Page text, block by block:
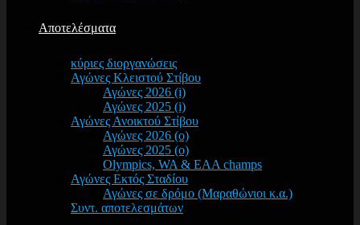
Αποτελέσματα
κύριες διοργανώσεις
Αγώνες Κλειστού Στίβου
Αγώνες 2026 (i)
Αγώνες 2025 (i)
Αγώνες Ανοικτού Στίβου
Αγώνες 2026 (o)
Αγώνες 2025 (o)
Olympics, WA & EAA champs
Αγώνες Εκτός Σταδίου
Αγώνες σε δρόμο (Μαραθώνιοι κ.α.)
Συντ. αποτελεσμάτων